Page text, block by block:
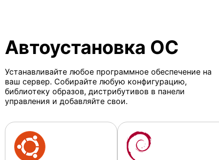
Автоустановка ОС
Устанавливайте любое программное обеспечение на
ваш сервер. Собирайте любую конфигурацию,
библиотеку образов, дистрибутивов в панели
управления и добавляйте свои.